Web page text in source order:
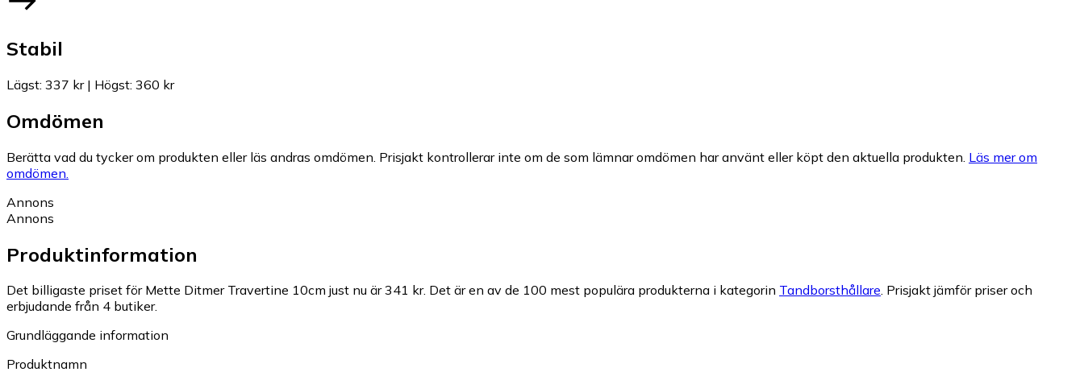
Stabil
Lägst: 337 kr| Högst: 360 kr
Omdömen
Berätta vad du tycker om produkten eller läs andras omdömen. Prisjakt kontrollerar inte om de som lämnar omdömen har använt eller köpt den aktuella produkten. Läs mer om
omdömen.
Annons
Annons
Produktinformation
Det billigaste priset för Mette Ditmer Travertine 10cm just nu är 341 kr. Det är en av de 100 mest populära produkterna i kategorin Tandborsthållare. Prisjakt jämför priser och
erbjudande från 4 butiker.
Grundläggande information
Produktnamn